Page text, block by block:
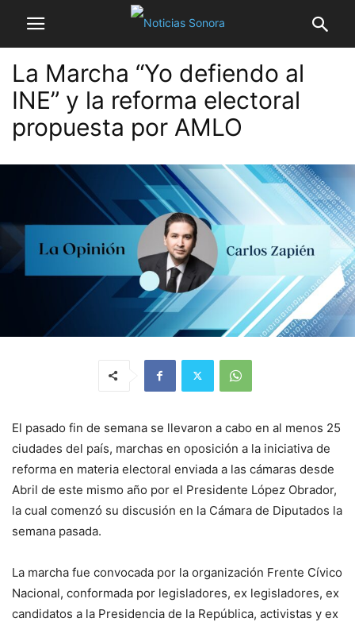
La Marcha “Yo defiendo al
INE” y la reforma electoral
propuesta por AMLO
El pasado fin de semana se llevaron a cabo en al menos 25
ciudades del país, marchas en oposición a la iniciativa de
reforma en materia electoral enviada a las cámaras desde
Abril de este mismo año por el Presidente López Obrador,
la cual comenzó su discusión en la Cámara de Diputados la
semana pasada.
La marcha fue convocada por la organización Frente Cívico
Nacional, conformada por legisladores, ex legisladores, ex
candidatos a la Presidencia de la República, activistas y ex